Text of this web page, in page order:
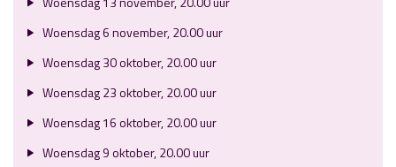
Woensdag 6 november, 20.00 uur
Woensdag 30 oktober, 20.00 uur
Woensdag 23 oktober, 20.00 uur
Woensdag 16 oktober, 20.00 uur
Woensdag 9 oktober, 20.00 uur